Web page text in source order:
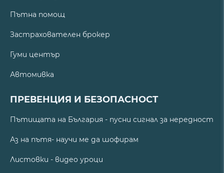
Пътна помощ
Застрахователен брокер
Гуми център
Автомивка
ПРЕВЕНЦИЯ И БЕЗОПАСНОСТ
Пътищата на България - пусни сигнал за нередност
Аз на пътя- научи ме да шофирам
Листовки - видео уроци